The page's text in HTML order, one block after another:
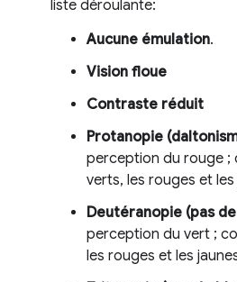
liste déroulante:
Aucune émulation.
Vision floue
Contraste réduit
Protanopie
perception du rouge ;
verts, les rouges et les
Deutéranopie (pas
perception du vert ;
les rouges et les